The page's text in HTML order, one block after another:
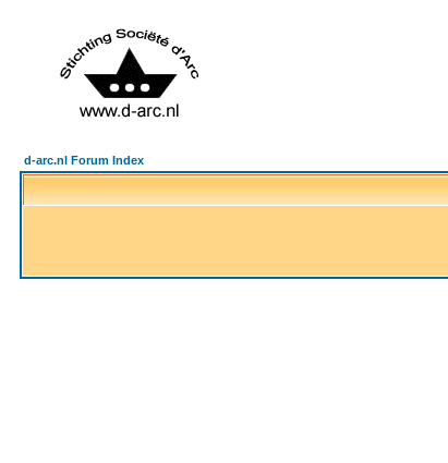
d-arc.nl Forum Index